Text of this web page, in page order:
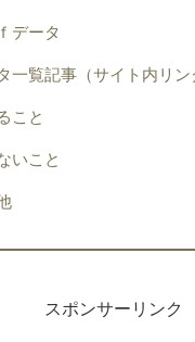
データ
一覧記事（サイト内リン
こと
いこと
スポンサーリンク